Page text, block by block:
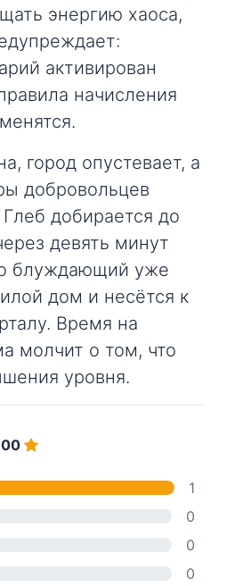
энергию хаоса,
активирован
начисления
город опустевает, а
добровольцев
добирается до
девять минут
блуждающий уже
дом и несётся к
Время на
молчит о том, что
уровня.
1
0
0
0